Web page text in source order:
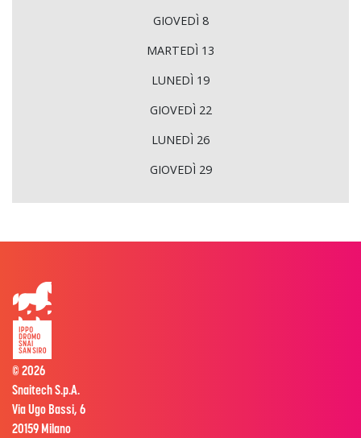
GIOVEDÌ 8
MARTEDÌ 13
LUNEDÌ 19
GIOVEDÌ 22
LUNEDÌ 26
GIOVEDÌ 29
© 2026
Snaitech S.p.A.
Via Ugo Bassi, 6
20159 Milano